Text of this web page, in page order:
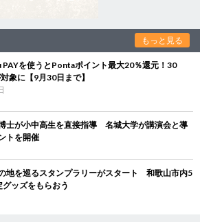
もっと見る
PAYを使うとPontaポイント最大20％還元！30
象に【9月30日まで】
士が小中高生を直接指導 名城大学が講演会と導
トを開催
地を巡るスタンプラリーがスタート 和歌山市内5
ッズをもらおう